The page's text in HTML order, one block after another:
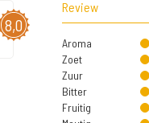
8,0
Review
Aroma
Zoet
Zuur
Bitter
Fruitig